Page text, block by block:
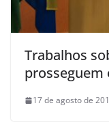
Trabalhos
prosseguem
17 de agosto de